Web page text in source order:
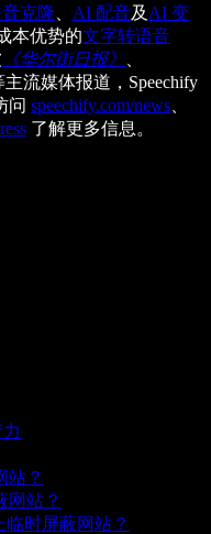
克隆 AI 配音及 AI 变
本优势的文字转语音
《华尔街日报》
主流媒体报道，Speechify
问 speechify.com/news
了解更多信息。
站？
网站？
临时屏蔽网站？